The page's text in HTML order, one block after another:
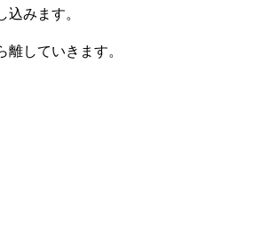
キャンセル
みます。
していきます。